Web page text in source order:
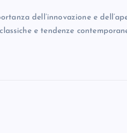
dell’innovazione e
e tendenze